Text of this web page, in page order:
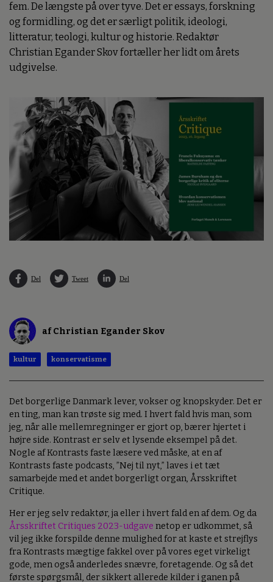
fem. De længste på over tyve. Det er essays, forskning
og formidling, og det er særligt politik, ideologi,
litteratur, teologi, kultur og historie. Redaktør
Christian Egander Skov fortæller her lidt om årets
udgivelse.
Del Tweet Del
af Christian Egander Skov
kultur konservatisme
Det borgerlige Danmark lever, vokser og knopskyder. Det er
en ting, man kan trøste sig med. I hvert fald hvis man, som
jeg, når alle mellemregninger er gjort op, bærer hjertet i
højre side. Kontrast er selv et lysende eksempel på det.
Nogle af Kontrasts faste læsere ved måske, at en af
Kontrasts faste podcasts, ”Nej til nyt,” laves i et tæt
samarbejde med et andet borgerligt organ, Årsskriftet
Critique.
Her er jeg selv redaktør, ja eller i hvert fald en af dem. Og da
Årsskriftet Critiques 2023-udgave netop er udkommet, så
vil jeg ikke forspilde denne mulighed for at kaste et strejflys
fra Kontrasts mægtige fakkel over på vores eget virkeligt
gode, men også anderledes snævre, foretagende. Og så det
første spørgsmål, der sikkert allerede kilder i ganen på